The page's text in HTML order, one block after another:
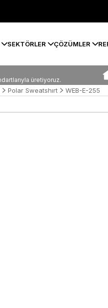
SEKTÖRLER ÇÖZÜMLER
üretiyoruz.
Polar Sweatshırt WEB-E-255